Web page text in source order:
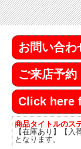
お問い合わ
ご来店予約
Click here
商品タイトルのス
【在庫あり】【入
となります。